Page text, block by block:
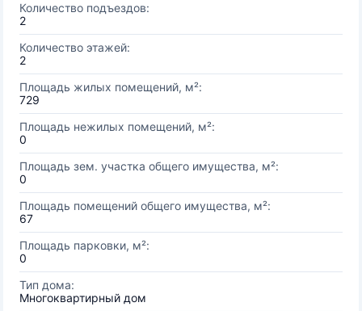
Количество подъездов:
2
Количество этажей:
2
Площадь жилых помещений, м²:
729
Площадь нежилых помещений, м²:
0
Площадь зем. участка общего имущества, м²:
0
Площадь помещений общего имущества, м²:
67
Площадь парковки, м²:
0
Тип дома:
Многоквартирный дом